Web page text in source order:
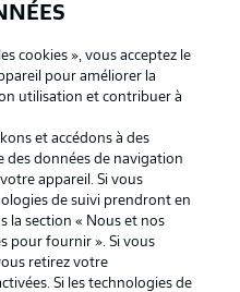
cookies », vous acceptez le
pour améliorer la
utilisation et contribuer à
et accédons à des
des données de navigation
appareil. Si vous
de suivi prendront en
la section « Nous et nos
pour fournir ». Si vous
retirez votre
Si les technologies de